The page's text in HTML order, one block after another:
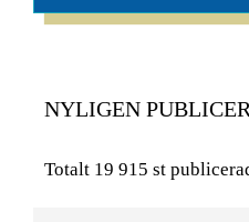
NYLIGEN
Totalt 19 915 st